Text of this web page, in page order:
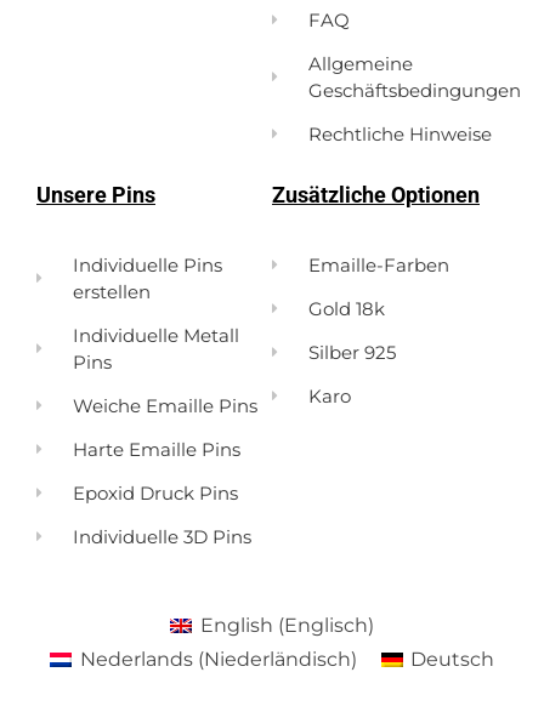
FAQ
Allgemeine
Geschäftsbedingungen
Rechtliche Hinweise
Unsere Pins
Individuelle Pins
erstellen
Individuelle Metall
Pins
Weiche Emaille Pins
Harte Emaille Pins
Epoxid Druck Pins
Individuelle 3D Pins
Zusätzliche Optionen
Emaille-Farben
Gold 18k
Silber 925
Karo
English (Englisch)
Nederlands(Niederländisch) Deutsch